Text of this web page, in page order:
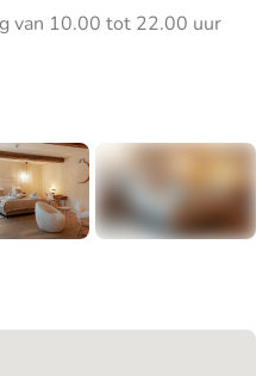
van 10.00 tot 22.00 uur